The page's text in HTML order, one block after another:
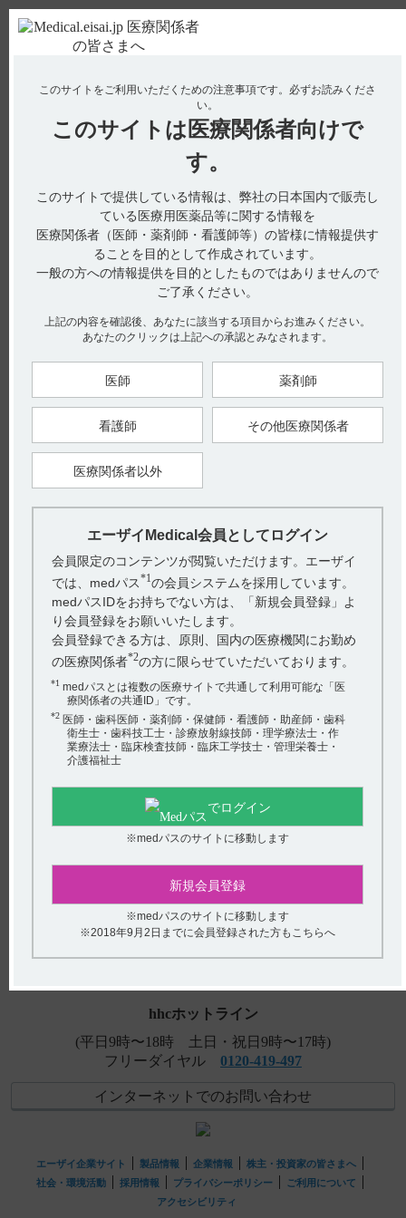
使用期限検索 Drug Information
No : 2028
【ストロカイン】 臨床成績について教えてくだ
【ストロカイン】
臨床成績について教えてください。
電子添文には臨床成績に関する以下の記載があります。
17．1．1 臨床効果
胃炎、消化性潰瘍についての二重盲検試験によって本剤の有用
性が確認された。症状別には胸やけ、呑酸、腹部膨満感、胃の
もたれ、食欲不振等に対する有効性が認められた。本二重盲検
試験において、副作用は報告されていない。（引用2）
2）白壁彦夫ら：臨牀と研究. 1975；52（10）：3065-3074
2024年9月
戻る
関連するQ&A
【ストロカイン】 高齢者への投与について教えてくださ
【レンビマ】 薬物相互作用（併用禁忌・併用注意など）
について教えてください。
【ストロカイン】 主な副作用を教えてください。
【デタントールR】 Cmaxなど、血中濃度の推移を教えて
アンケート:ご意見をお聞かせください
(選択してください)
このサイトをご利用いただくための注意事項です。 必ずお読みくださ
い。
このサイトは 医療関係者向けで
す。
このサイトで提供している情報は、弊社の日本国内で販売し
ている医療用医薬品等に関する情報を
医療関係者（医師・薬剤師・看護師等）の皆様に情報提供す
ることを目的として作成されています。
一般の方への情報提供を目的としたものではありませんので
ご了承ください。
上記の内容を確認後、あなたに該当する項目からお進みください。
あなたのクリックは上記への承認とみなされます。
医師 薬剤師
看護師 その他医療関係者
医療関係者以外
エーザイMedical会員としてログイン
会員限定のコンテンツが閲覧いただけます。エーザイ
では、medパス*1の会員システムを採用しています。
medパスIDをお持ちでない方は、「新規会員登録」よ
り会員登録をお願いいたします。
会員登録できる方は、原則、国内の医療機関にお勤め
の医療関係者*2の方に限らせていただいております。
*1 medパスとは複数の医療サイトで共通して利用可能な「医
療関係者の共通ID」です。
*2 医師・歯科医師・薬剤師・保健師・看護師・助産師・歯科
衛生士・歯科技工士・診療放射線技師・理学療法士・作
業療法士・臨床検査技師・臨床工学技士・管理栄養士・
介護福祉士
でログイン
※medパスのサイトに移動します
新規会員登録
※medパスのサイトに移動します
※2018年9月2日までに会員登録された方もこちらへ
hhcホットライン
(平日9時〜18時 土日・祝日9時〜17時)
フリーダイヤル 0120-419-497
インターネットでのお問い合わせ
エーザイ企業サイト 製品情報 企業情報
株主・投資家の皆さまへ
社会・環境活動
採用情報 プライバシーポリシー
ご利用について
アクセシビリティ